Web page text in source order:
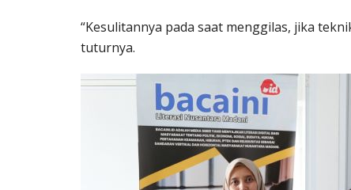
“Kesulitannya pada saat menggilas, jika
tuturnya.